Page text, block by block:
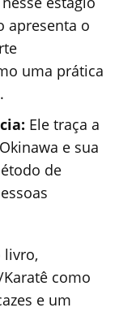
apresenta o
uma prática
Ele traça a
e sua
de
livro,
como
e um